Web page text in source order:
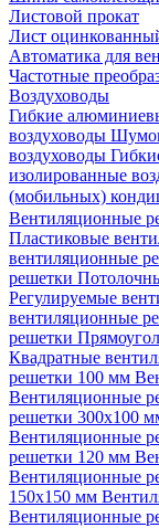
Листовой прокат
Лист
Автоматика для
Частотные
Воздуховоды
Гибкие
воздуховоды
воздуховоды
изолированные
(мобильных)
Вентиляционные
Пластиковые
вентиляционные
решетки
Регулируемые
вентиляционные
решетки
Квадратные
решетки 100 мм
Вентиляционные
решетки 300х100
Вентиляционные
решетки 120 мм
Вентиляционные
150х150 мм
Вентиляционные